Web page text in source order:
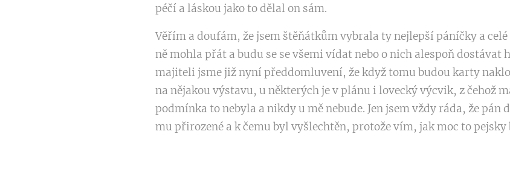
péčí a láskou jako to dělal on sám.
Věřím a doufám, že jsem štěňátkům vybrala ty nejlepší páníčky a
ně mohla přát a budu se se všemi vídat nebo o nich alespoň dostávat
majiteli jsme již nyní předdomluvení, že když tomu budou karty
na nějakou výstavu, u některých je v plánu i lovecký výcvik, z čehož
podmínka to nebyla a nikdy u mě nebude. Jen jsem vždy ráda, že pán
mu přirozené a k čemu byl vyšlechtěn, protože vím, jak moc to pejsky